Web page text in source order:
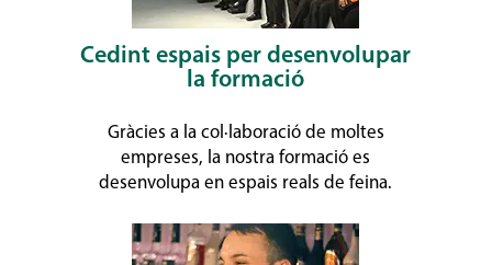
Cedint espais per desenvolupar
la formació
Gràcies a la col·laboració de moltes
empreses, la nostra formació es
desenvolupa en espais reals de feina.